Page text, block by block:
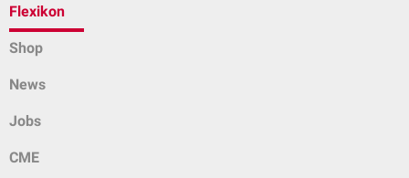
Flexikon
Shop
News
Jobs
CME